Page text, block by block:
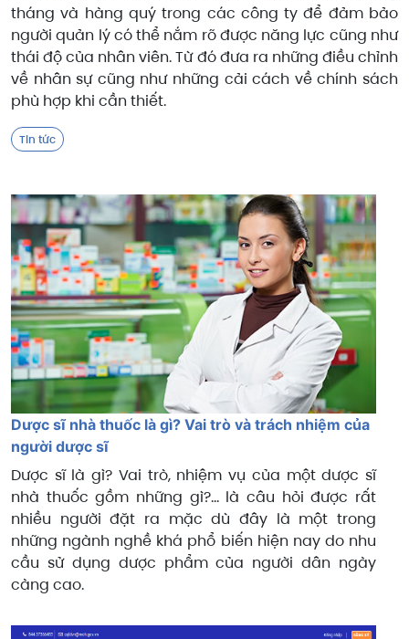
tháng và hàng quý trong các công ty để đảm bảo
người quản lý có thể nắm rõ được năng lực cũng như
thái độ của nhân viên. Từ đó đưa ra những điều chỉnh
về nhân sự cũng như những cải cách về chính sách
phù hợp khi cần thiết.
Tin tức
Dược sĩ nhà thuốc là gì? Vai trò và trách nhiệm của
người dược sĩ
Dược sĩ là gì? Vai trò, nhiệm vụ của một dược sĩ
nhà thuốc gồm những gì?... là câu hỏi được rất
nhiều người đặt ra mặc dù đây là một trong
những ngành nghề khá phổ biến hiện nay do nhu
cầu sử dụng dược phẩm của người dân ngày
càng cao.